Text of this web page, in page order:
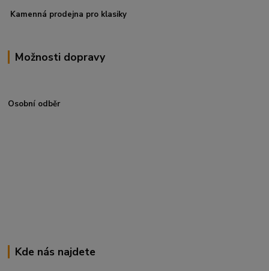
Kamenná prodejna pro klasiky
Možnosti dopravy
Osobní odběr
Kde nás najdete